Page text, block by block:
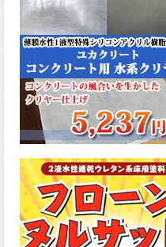
耐擦り傷性、耐摩耗性に優れ
た機能を発揮、フローンフル
トップが新しく販売開始致し
ました。ご購入はこちらか
ら。
2026.06.29
コストを重視しした材料で、
優れた性能と高品質で高度な
防水機能を発揮、フローン12
た。ご購入はこちらから。
2026.06.29
数多くの施工実績を持つ信頼
性の高い塗材 優れた性能と高
品質で高度な防水機能を発